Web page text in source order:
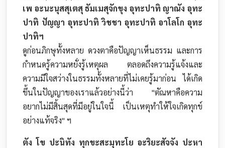
เพ อะนะนุสสุเตสุ ธัมเมสุจักขุง อุทะปาทิ ญาณัง อุทะ
ปาทิ ปัญญา อุทะปาทิ วิชชา อุทะปาทิ อาโลโก อุทะ
ปาทิฯ
ดูก่อนภิกษุทั้งหลาย ดวงตาคือปัญญาเห็นธรรม และการ
กำหนดรู้ความหยั่งรู้เหตุผล ตลอดถึงความรู้แจ้งและ
ความมีใจสว่างในธรรมทั้งหลายที่ไม่เคยรู้มาก่อน ได้เกิด
ขึ้นในปัญญาของเราแล้วอย่างนี้ว่า "ตัณหาคือความ
อยากไม่มีสิ้นสุดที่มีอยู่ในใจนี้ เป็นเหตุทำให้ใจเกิดทุกข์
อย่างแท้จริง" ฯ
ตัง โข ปะนิทัง ทุกขะสะมุทะโย อะริยะสัจจัง ปะหา